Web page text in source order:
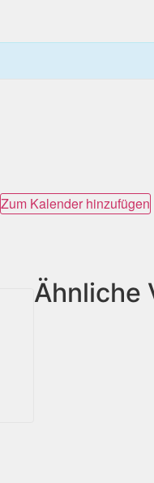
Zum Kalender hinzufügen
Ähnliche